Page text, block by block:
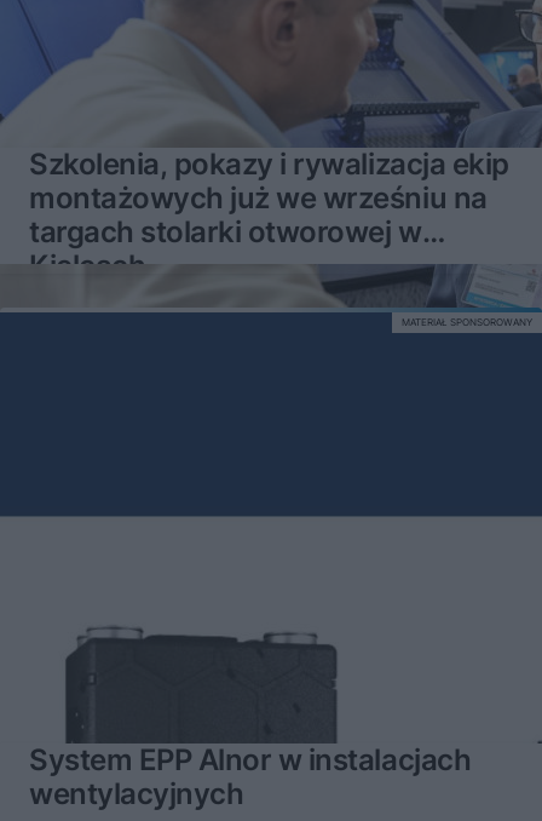
Szkolenia, pokazy i rywalizacja ekip
montażowych już we wrześniu na
targach stolarki otworowej w
Kielcach
System EPP Alnor w instalacjach
wentylacyjnych
MATERIAŁ SPONSOROWANY